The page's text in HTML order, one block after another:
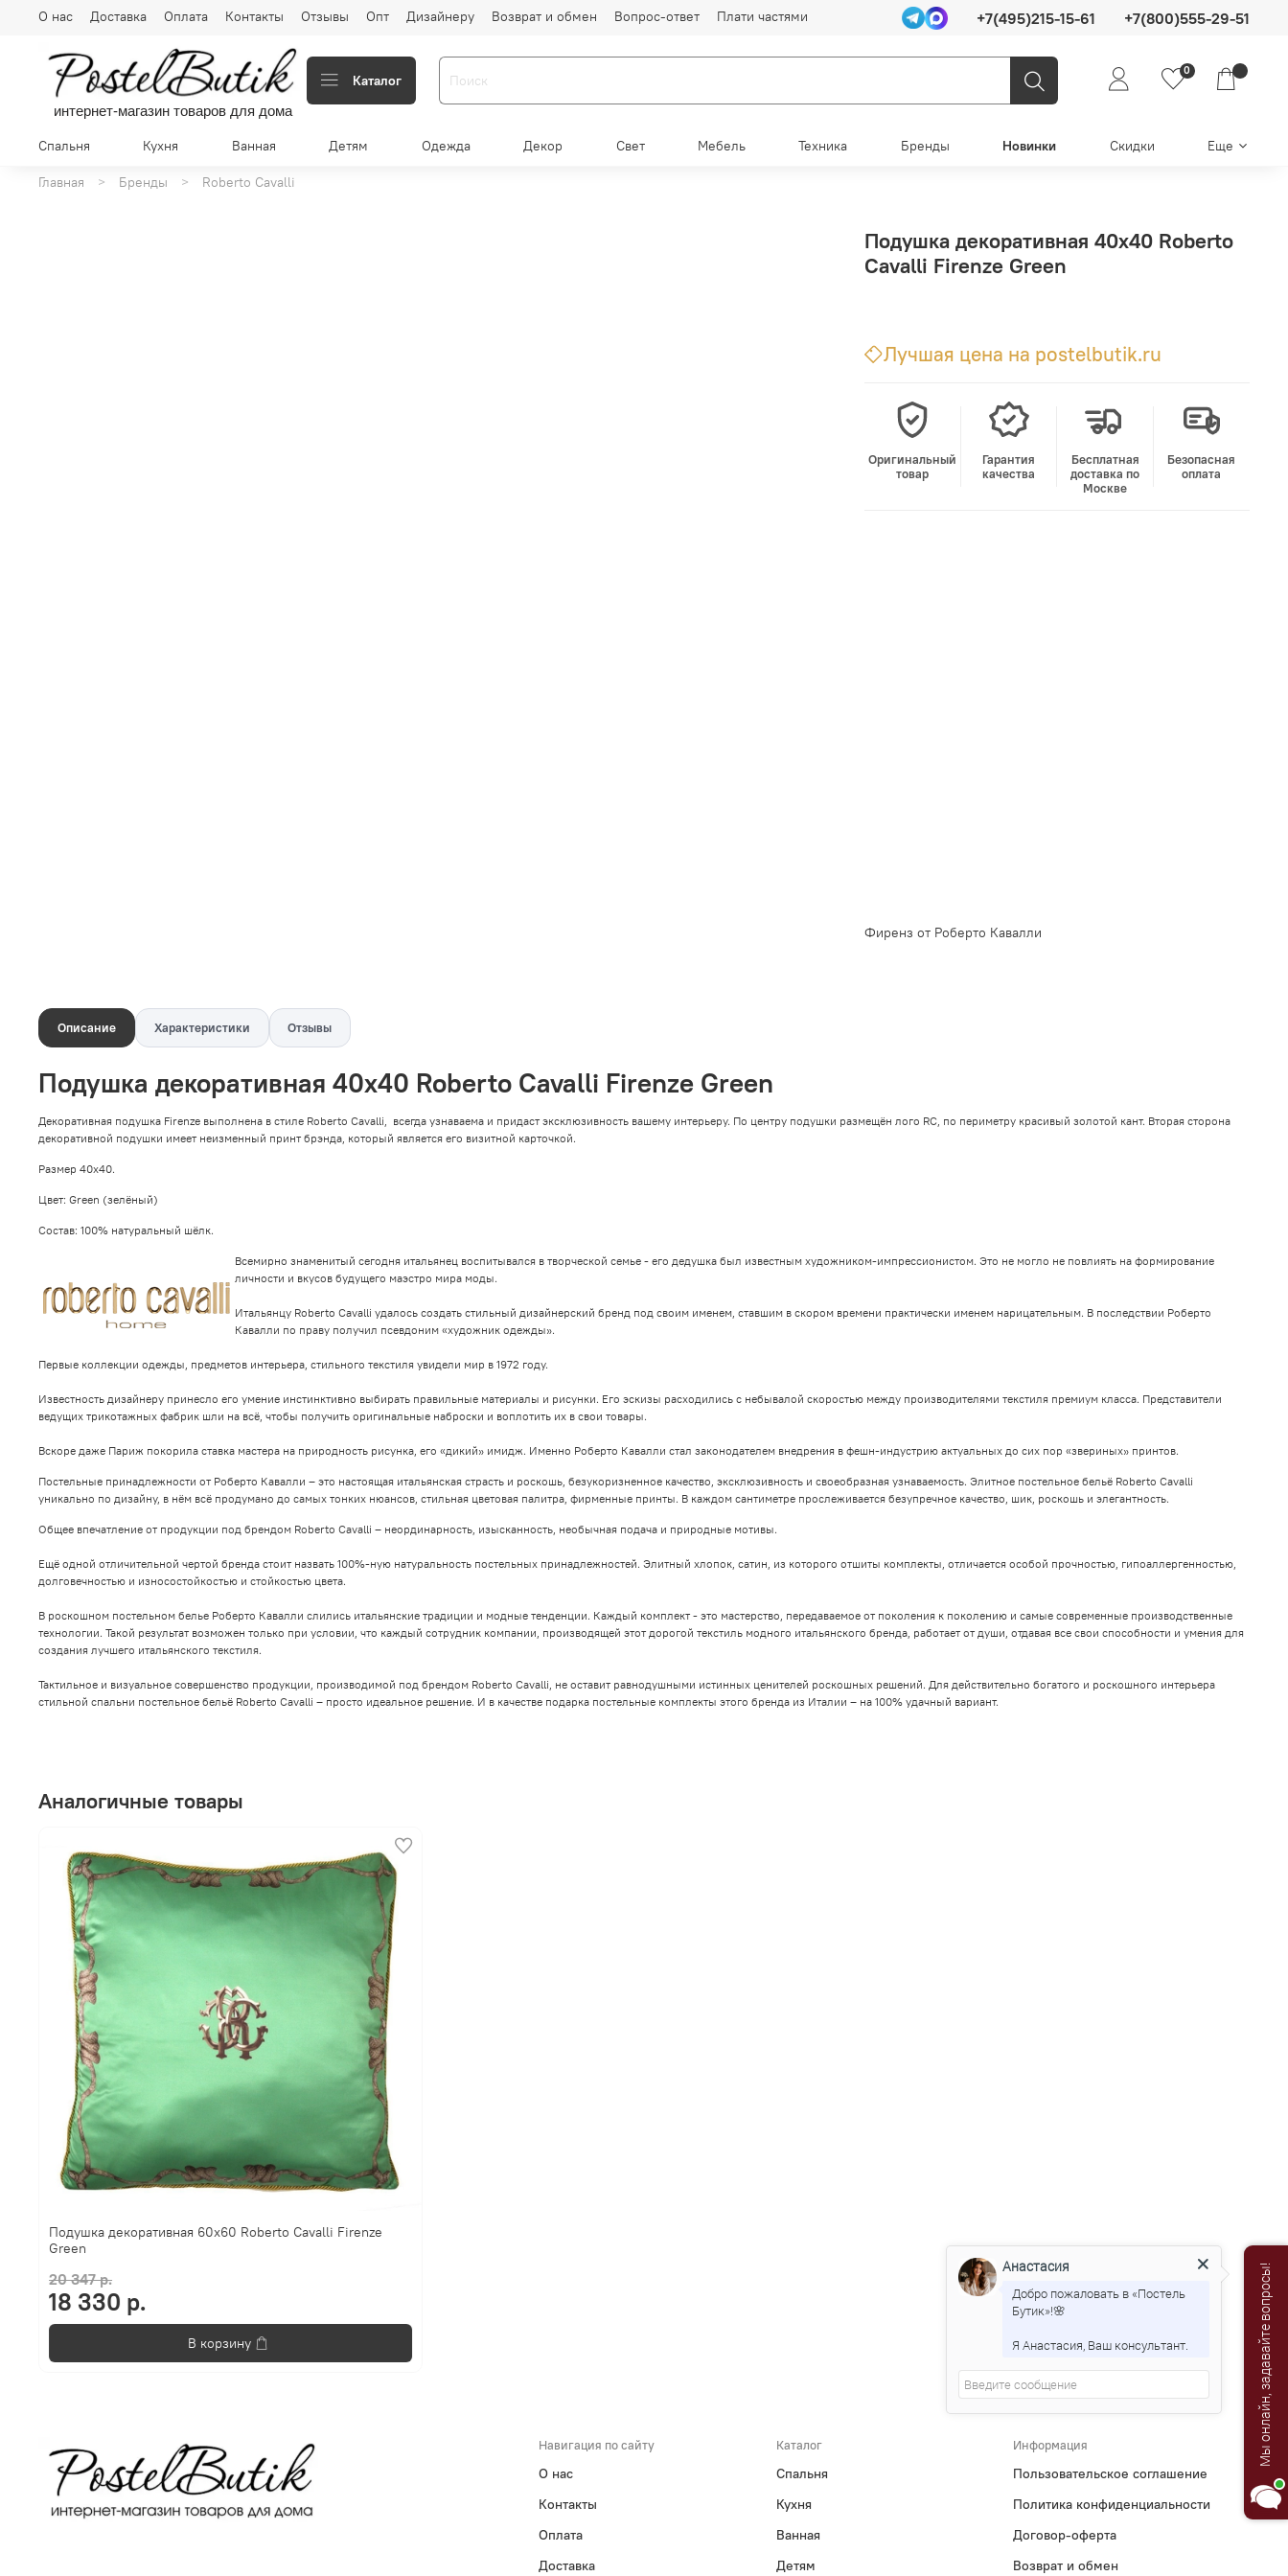
О нас Доставка Оплата Контакты Отзывы Опт Дизайнеру Возврат и обмен Вопрос-ответ Плати частями +7(495)215-15-61 +7(800)555-29-51
интернет-магазин товаров для дома
Каталог
0
Спальня Кухня Ванная Детям Одежда Декор Свет Мебель Техника Бренды Новинки Скидки Еще
Главная Бренды Roberto Cavalli
Подушка декоративная 40х40 Roberto
Cavalli Firenze Green
Лучшая цена на postelbutik.ru
Оригинальный
товар
Гарантия
качества
Бесплатная
доставка по
Москве
Безопасная
оплата
Фиренз от Роберто Кавалли
Описание Характеристики Отзывы
Подушка декоративная 40х40 Roberto Cavalli Firenze Green
Декоративная подушка Firenze выполнена в стиле Roberto Cavalli, всегда узнаваема и придаст эксклюзивность вашему интерьеру. По центру подушки размещён лого RC, по периметру красивый золотой кант. Вторая сторона
декоративной подушки имеет неизменный принт брэнда, который является его визитной карточкой.
Размер 40х40.
Цвет: Green (зелёный)
Состав: 100% натуральный шёлк.
Всемирно знаменитый сегодня итальянец воспитывался в творческой семье - его дедушка был известным художником-импрессионистом. Это не могло не повлиять на формирование
личности и вкусов будущего маэстро мира моды.
Итальянцу Roberto Cavalli удалось создать стильный дизайнерский бренд под своим именем, ставшим в скором времени практически именем нарицательным. В последствии Роберто
Кавалли по праву получил псевдоним «художник одежды».
Первые коллекции одежды, предметов интерьера, стильного текстиля увидели мир в 1972 году.
Известность дизайнеру принесло его умение инстинктивно выбирать правильные материалы и рисунки. Его эскизы расходились с небывалой скоростью между производителями текстиля премиум класса. Представители
ведущих трикотажных фабрик шли на всё, чтобы получить оригинальные наброски и воплотить их в свои товары.
Вскоре даже Париж покорила ставка мастера на природность рисунка, его «дикий» имидж. Именно Роберто Кавалли стал законодателем внедрения в фешн-индустрию актуальных до сих пор «звериных» принтов.
Постельные принадлежности от Роберто Кавалли – это настоящая итальянская страсть и роскошь, безукоризненное качество, эксклюзивность и своеобразная узнаваемость. Элитное постельное бельё Roberto Cavalli
уникально по дизайну, в нём всё продумано до самых тонких нюансов, стильная цветовая палитра, фирменные принты. В каждом сантиметре прослеживается безупречное качество, шик, роскошь и элегантность.
Общее впечатление от продукции под брендом Roberto Cavalli – неординарность, изысканность, необычная подача и природные мотивы.
Ещё одной отличительной чертой бренда стоит назвать 100%-ную натуральность постельных принадлежностей. Элитный хлопок, сатин, из которого отшиты комплекты, отличается особой прочностью, гипоаллергенностью,
долговечностью и износостойкостью и стойкостью цвета.
В роскошном постельном белье Роберто Кавалли слились итальянские традиции и модные тенденции. Каждый комплект - это мастерство, передаваемое от поколения к поколению и самые современные производственные
технологии. Такой результат возможен только при условии, что каждый сотрудник компании, производящей этот дорогой текстиль модного итальянского бренда, работает от души, отдавая все свои способности и умения для
создания лучшего итальянского текстиля.
Тактильное и визуальное совершенство продукции, производимой под брендом Roberto Cavalli, не оставит равнодушными истинных ценителей роскошных решений. Для действительно богатого и роскошного интерьера
стильной спальни постельное бельё Roberto Cavalli – просто идеальное решение. И в качестве подарка постельные комплекты этого бренда из Италии – на 100% удачный вариант.
Аналогичные товары
Подушка декоративная 60х60 Roberto Cavalli Firenze
Green
20 347 р.
18 330 р.
В корзину
Навигация по сайту
О нас
Контакты
Оплата
Доставка
Каталог
Спальня
Кухня
Ванная
Детям
Информация
Пользовательское соглашение
Политика конфиденциальности
Договор-оферта
Возврат и обмен
Мы онлайн, задавайте вопросы!
Анастасия
Добро пожаловать в «Постель
Бутик»!🌸
Я Анастасия, Ваш консультант.